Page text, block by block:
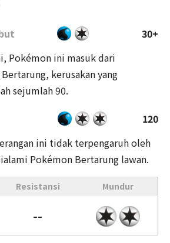
30+
Pokémon ini masuk dari
Bertarung, kerusakan yang
sejumlah 90.
120
ini tidak terpengaruh oleh
Pokémon Bertarung lawan.
Resistansi Mundur
--